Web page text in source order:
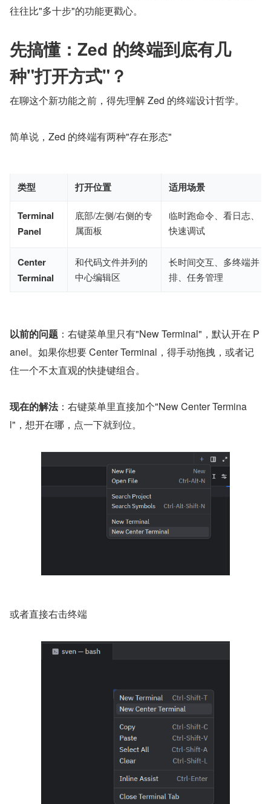
往往比"多十步"的功能更戳心。
先搞懂：Zed 的终端到底有几
种"打开方式"？
在聊这个新功能之前，得先理解 Zed 的终端设计哲学。
简单说，Zed 的终端有两种"存在形态"
类型 打开位置 适用场景
Terminal
Panel
底部/左侧/右侧的专
属面板
临时跑命令、看日志、
快速调试
Center
Terminal
和代码文件并列的
中心编辑区
长时间交互、多终端并
排、任务管理
以前的问题 ：右键菜单里只有"New Terminal"，默认开在 P
anel。如果你想要 Center Terminal，得手动拖拽，或者记
住一个不太直观的快捷键组合。
现在的解法：右键菜单里直接加个"New Center Termina
l"，想开在哪，点一下就到位。
或者直接右击终端